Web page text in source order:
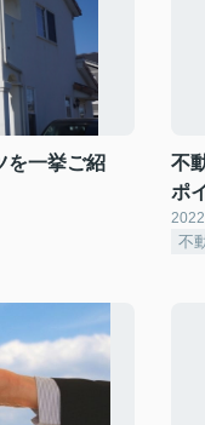
を一挙ご紹
不
ポ
不